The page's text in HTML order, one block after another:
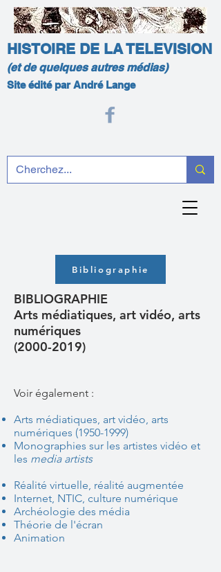
HISTOIRE DE LA TELEVISION
(et de quelques autres médias)
Site édité par André Lange
Bibliographie
BIBLIOGRAPHIE
Arts médiatiques, art vidéo, arts
numériques
(2000-2019)
Voir également :
Arts médiatiques, art vidéo, arts
numériques (1950-1999)
Monographies sur les artistes vidéo et
les media artists
Réalité virtuelle, réalité augmentée
Internet, NTIC, culture numérique
Archéologie des média
Théorie de l'écran
Animation